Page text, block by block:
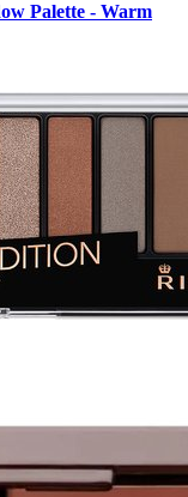
Palette - Warm